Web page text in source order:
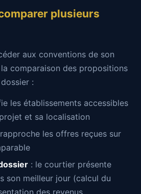
plusieurs
aux conventions de son
comparaison des propositions
:
les établissements accessibles
et sa localisation
les offres reçues sur
: le courtier présente
son meilleur jour (calcul du
des revenus